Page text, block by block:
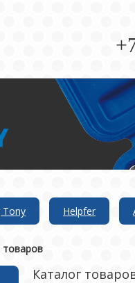
Tony Helpfer
товаров
Каталог